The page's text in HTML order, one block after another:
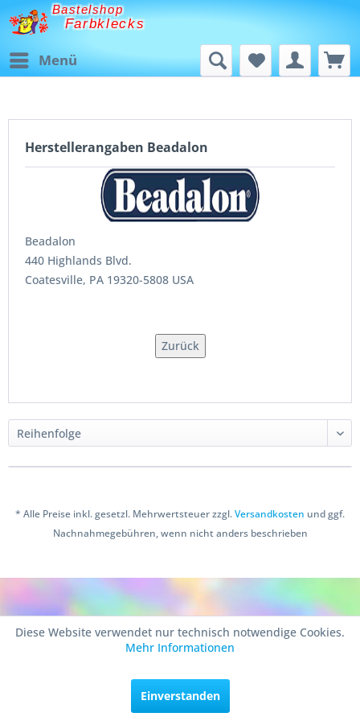
Bastelshop
Farbklecks
Menü
Herstellerangaben Beadalon
Beadalon
440 Highlands Blvd.
Coatesville, PA 19320-5808 USA
Zurück
* Alle Preise inkl. gesetzl. Mehrwertsteuer zzgl.Versandkosten und ggf.
Nachnahmegebühren, wenn nicht anders beschrieben
Diese Website verwendet nur technisch notwendige Cookies.
Mehr Informationen
Einverstanden